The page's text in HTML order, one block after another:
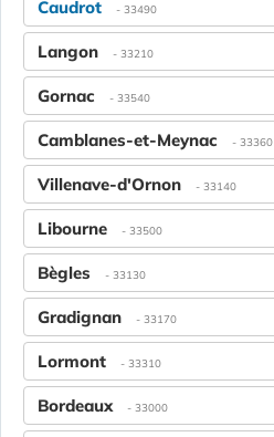
Caudrot - 33490
Langon - 33210
Gornac - 33540
Camblanes-et-Meynac - 33360
Villenave-d'Ornon - 33140
Libourne - 33500
Bègles - 33130
Gradignan - 33170
Lormont - 33310
Bordeaux - 33000